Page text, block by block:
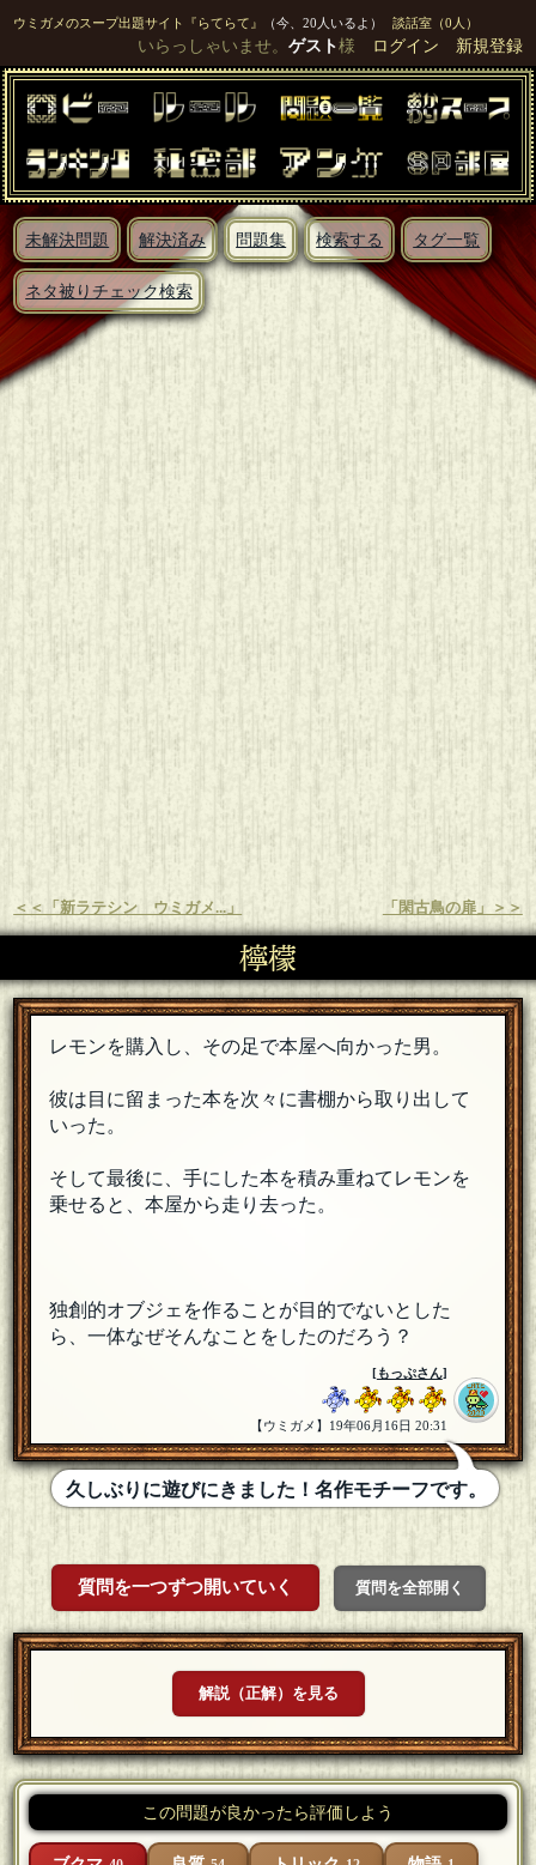
ウミガメのスープ出題サイト『らてらて』 （今、20人いるよ） 談話室（0人）
いらっしゃいませ。 ゲスト様 ログイン 新規登録
未解決問題 解決済み 問題集 検索する タグ一覧
ネタ被りチェック検索
＜＜「新ラテシン ウミガメ...」 「閑古鳥の扉」＞＞
檸檬
レモンを購入し、その足で本屋へ向かった男。
彼は目に留まった本を次々に書棚から取り出して
いった。
そして最後に、手にした本を積み重ねてレモンを
乗せると、本屋から走り去った。
独創的オブジェを作ることが目的でないとした
ら、一体なぜそんなことをしたのだろう？
[もっぷさん]
【ウミガメ】19年06月16日 20:31
久しぶりに遊びにきました！名作モチーフです。
質問を一つずつ開いていく 質問を全部開く
解説（正解）を見る
この問題が良かったら評価しよう